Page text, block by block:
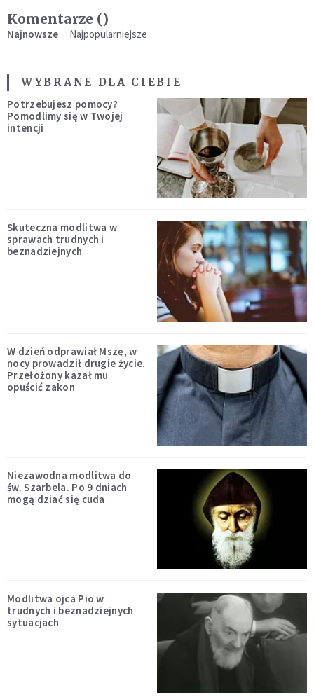
Komentarze ()
Najnowsze Najpopularniejsze
WYBRANE DLA CIEBIE
Potrzebujesz pomocy?
Pomodlimy się w Twojej
intencji
Skuteczna modlitwa w
sprawach trudnych i
beznadziejnych
W dzień odprawiał Mszę, w
nocy prowadził drugie życie.
Przełożony kazał mu
opuścić zakon
Niezawodna modlitwa do
św. Szarbela. Po 9 dniach
mogą dziać się cuda
Modlitwa ojca Pio w
trudnych i beznadziejnych
sytuacjach